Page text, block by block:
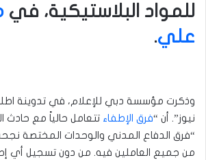
للمواد البلاستيكية، في
علي.
وذكرت مؤسسة دبي للإعلام، في تدوينة
نيوز”. أن “فرق الإطفاء تتعامل حالياً مع حادث
“فرق الدفاع المدني والوحدات المختصة
من جميع العاملين فيه. من دون تسجيل أي